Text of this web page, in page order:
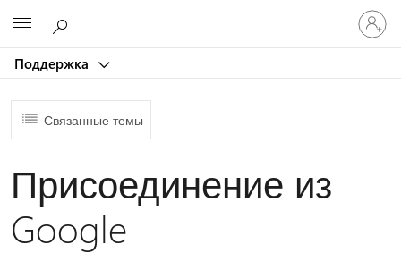
Поддержка
Связанные темы
Присоединение из
Google